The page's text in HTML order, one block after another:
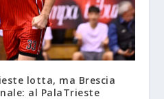
lotta, ma Brescia
al PalaTrieste